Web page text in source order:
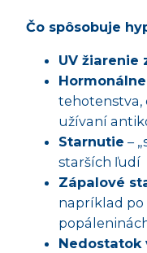
Čo spôsobuje
UV žiarenie
tehotenstva,
užívaní
Starnutie –
starších ľudí
Zápalové
napríklad po
Nedostatok